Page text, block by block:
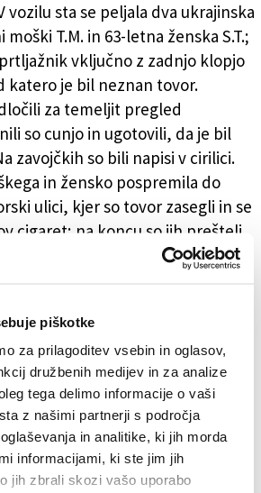
piškotke
za prilagoditev vsebin in oglasov,
družbenih medijev in za analize
tega delimo informacije o vaši
z našimi partnerji s področja
in analitike, ki jih morda
informacijami, ki ste jim jih
jih zbrali skozi vašo uporabo
vozilu sta se peljala dva ukrajinska
T.M. in 63-letna ženska S.T.;
vključno z zadnjo klopjo
katero je bil neznan tovor.
za temeljit pregled
so cunjo in ugotovili, da je bil
zavojčkih so bili napisi v cirilici.
in žensko pospremila do
ulici, kjer so tovor zasegli in se
cigaret; na koncu so jih prešteli
na pomoč poklicali tudi
so pristojni za prekrške na
službenega psa, s
ali so v avtomobilu tudi mamila;
ni zavohal opojnih substanc.
da so bile cigarete skrite tudi
in celo znotraj sedežev. Skupno
250 kilogramov tobaka. V
našli še več mobilnih telefonov,